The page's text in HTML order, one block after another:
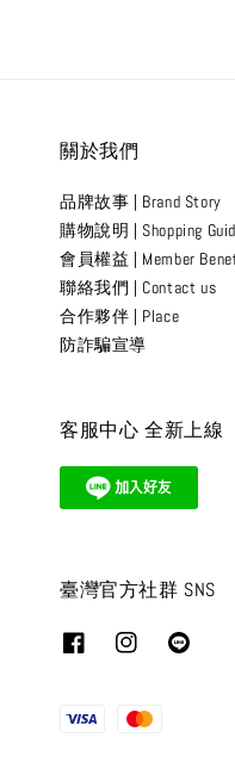
關於我們
品牌故事 | Brand Story
購物說明 | Shopping
會員權益 | Member
聯絡我們 | Contact us
合作夥伴 | Place
防詐騙宣導
客服中心 全新上線
臺灣官方社群 SNS